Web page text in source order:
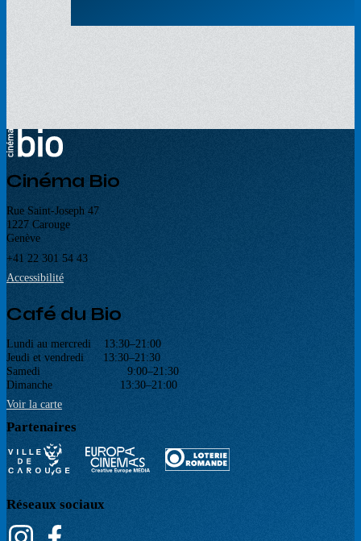
Cinéma Bio
Rue Saint-Joseph 47
1227 Carouge
Genève
+41 22 301 54 43
Accessibilité
Café du Bio
Lundi au mercredi 13:30–21:00
Jeudi et vendredi 13:30–21:30
Samedi 9:00–21:30
Dimanche 13:30–21:00
Voir la carte
Partenaires
Réseaux sociaux